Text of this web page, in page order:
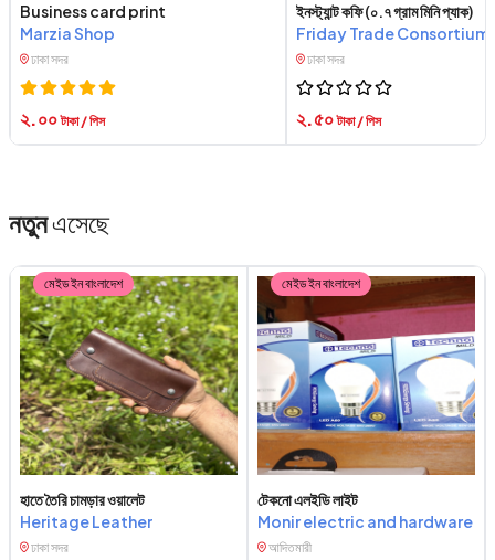
Business card print
Marzia Shop
ঢাকা সদর
২.০০টাকা / পিস
ইনস্ট্যান্ট কফি (০.৭ গ্রাম মিনি প্যাক)
Friday Trade Consortium
ঢাকা সদর
২.৫০টাকা / পিস
নতুনএসেছে
মেইড ইন বাংলাদেশ
হাতে তৈরি চামড়ার ওয়ালেট
Heritage Leather
ঢাকা সদর
মেইড ইন বাংলাদেশ
টেকনো এলইডি লাইট
Monir electric and hardware
আদিতমারী